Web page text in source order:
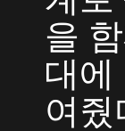
을
대에
여줬